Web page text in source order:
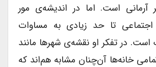
است. اما در اندیشه‌‌ی مور
تا حد زیادی به مساوات
در تفکر او نقشه‌ی شهرها مانند
خانه‌ها آن‌چنان مشابه هم‌اند که